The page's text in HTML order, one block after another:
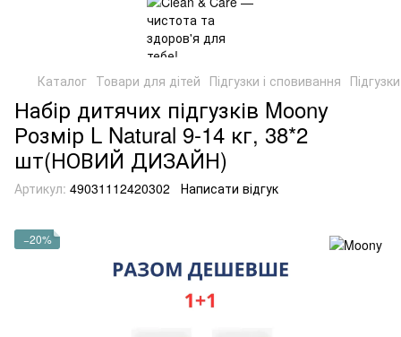
Каталог Товари для дітей Підгузки і сповивання Підгузки
Набір дитячих підгузків Moony
Розмір L Natural 9-14 кг, 38*2
шт(НОВИЙ ДИЗАЙН)
Артикул: 49031112420302 Написати відгук
−20%